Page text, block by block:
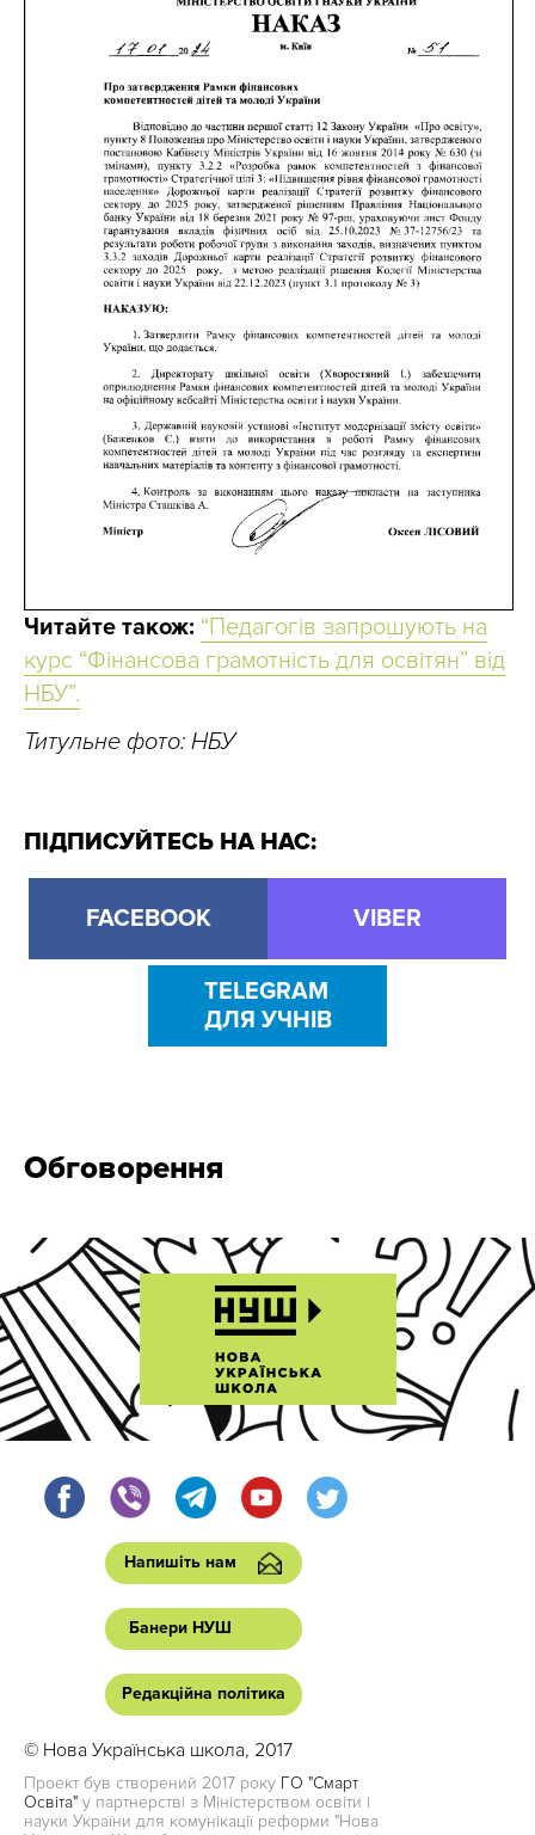
Читайте також: “Педагогів запрошують на
курс “Фінансова грамотність для освітян” від
НБУ”.
Титульне фото: НБУ
ПІДПИСУЙТЕСЬ НА НАС:
FACEBOOK VIBER
TELEGRAM
ДЛЯ УЧНІВ
Обговорення
Напишіть нам
Банери НУШ
Редакційна політика
© Нова Українська школа, 2017
Проект був створений 2017 року ГО "Смарт
Освіта" у партнерстві з Міністерством освіти і
науки України для комунікації реформи "Нова